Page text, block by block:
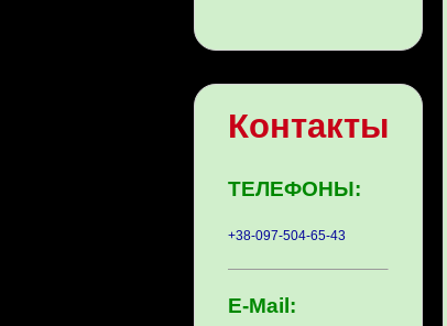
Контакты
ТЕЛЕФОНЫ:
+38-097-504-65-43
E-Mail: